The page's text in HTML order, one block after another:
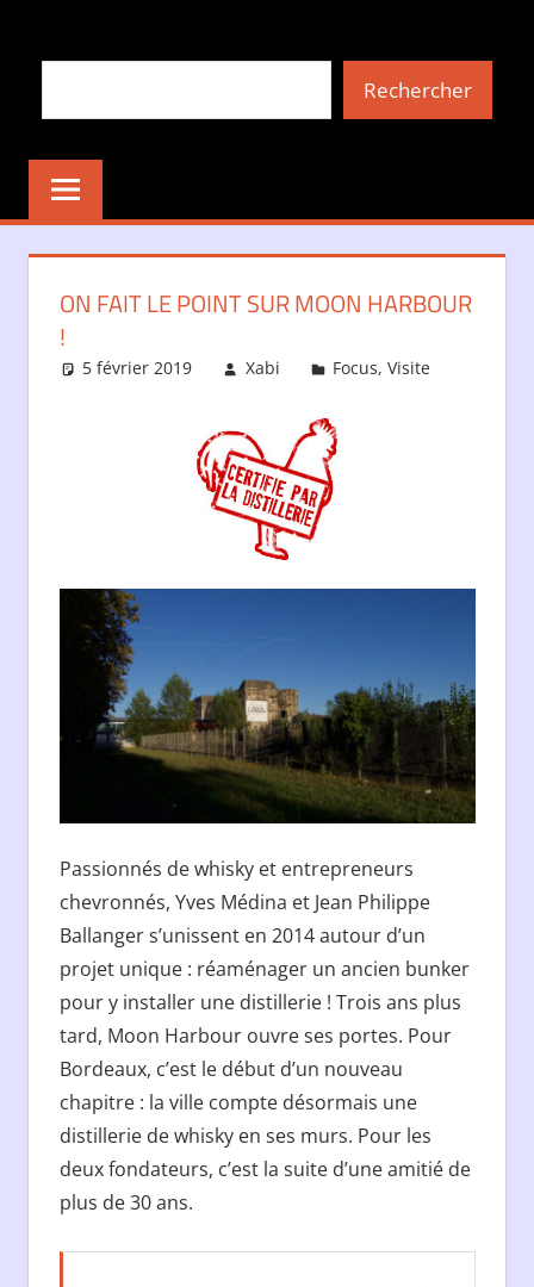
RechercherRechercher
ON FAIT LE POINT SUR MOON HARBOUR
!
5 février 2019 Xabi Focus,Visite
Passionnés de whisky et entrepreneurs
chevronnés, Yves Médina et Jean Philippe
Ballanger s’unissent en 2014 autour d’un
projet unique : réaménager un ancien bunker
pour y installer une distillerie ! Trois ans plus
tard, Moon Harbour ouvre ses portes. Pour
Bordeaux, c’est le début d’un nouveau
chapitre : la ville compte désormais une
distillerie de whisky en ses murs. Pour les
deux fondateurs, c’est la suite d’une amitié de
plus de 30 ans.